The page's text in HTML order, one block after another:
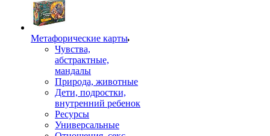
Mетафорические карты
Чувства,
абстрактные,
мандалы
Природа, животные
Дети, подростки,
внутренний ребенок
Ресурсы
Универсальные